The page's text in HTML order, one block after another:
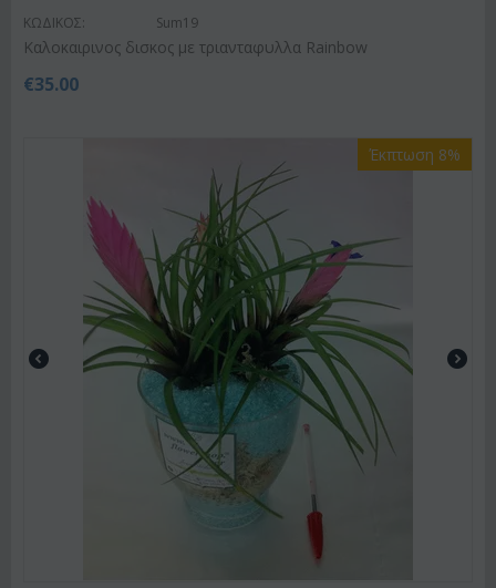
ΚΩΔΙΚΟΣ: Sum19
Kαλοκαιρινος δισκος με τριανταφυλλα Rainbow
€35.00
Έκπτωση 8%